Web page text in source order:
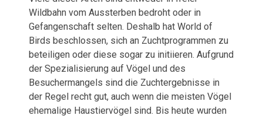
Wildbahn vom Aussterben bedroht oder in
Gefangenschaft selten. Deshalb hat World of
Birds beschlossen, sich an Zuchtprogrammen zu
beteiligen oder diese sogar zu initiieren. Aufgrund
der Spezialisierung auf Vögel und des
Besuchermangels sind die Zuchtergebnisse in
der Regel recht gut, auch wenn die meisten Vögel
ehemalige Haustiervögel sind. Bis heute wurden